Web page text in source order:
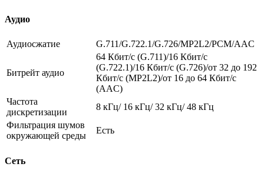
Аудио
Аудиосжатие G.711/G.722.1/G.726/MP2L2/PCM/AAC
Битрейт аудио
64 Кбит/с (G.711)/16 Кбит/с
(G.722.1)/16 Кбит/с (G.726)/от 32 до 192
Кбит/с (MP2L2)/от 16 до 64 Кбит/с
(AAC)
Частота
дискретизации
8 кГц/ 16 кГц/ 32 кГц/ 48 кГц
Фильтрация шумов
окружающей среды
Есть
Сеть